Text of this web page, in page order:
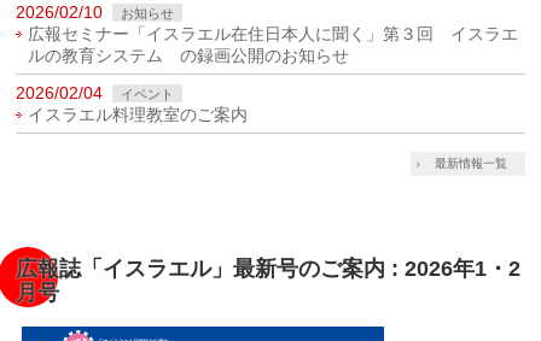
2026/02/10
お知らせ
広報セミナー「イスラエル在住日本人に聞く」第３回 イスラエ
ルの教育システム の録画公開のお知らせ
2026/02/04
イベント
イスラエル料理教室のご案内
最新情報一覧
広報誌「イスラエル」最新号のご案内 : 2026年1・2
月号